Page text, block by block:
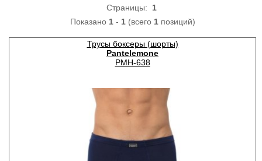
Страницы: 1
Показано 1- 1(всего 1позиций)
Трусы боксеры (шорты)
Pantelemone
PMH-638